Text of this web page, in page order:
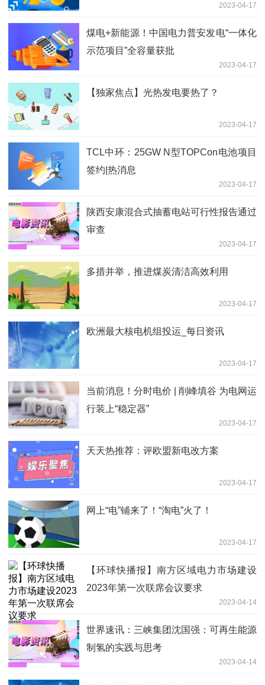
2023-04-17
煤电+新能源！中国电力普安发电“一体化
示范项目”全容量获批
2023-04-17
【独家焦点】光热发电要热了？
2023-04-17
TCL中环：25GW N型TOPCon电池项目
签约|热消息
2023-04-17
陕西安康混合式抽蓄电站可行性报告通过
审查
2023-04-17
多措并举，推进煤炭清洁高效利用
2023-04-17
欧洲最大核电机组投运_每日资讯
2023-04-17
当前消息！分时电价 | 削峰填谷 为电网运
行装上“稳定器”
2023-04-17
天天热推荐：评欧盟新电改方案
2023-04-17
网上“电”铺来了！“淘电”火了！
2023-04-17
【环球快播报】南方区域电力市场建设
2023年第一次联席会议要求
2023-04-14
世界速讯：三峡集团沈国强：可再生能源
制氢的实践与思考
2023-04-14